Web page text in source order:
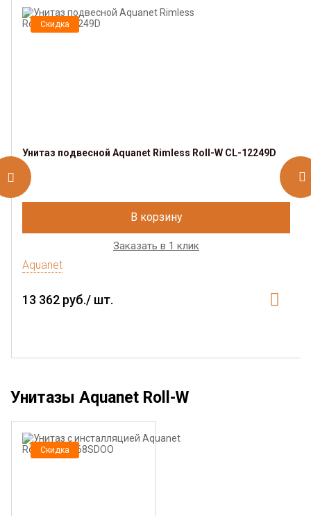
Скидка
Унитаз подвесной Aquanet Rimless Roll-W CL-12249D
В корзину
Заказать в 1 клик
Aquanet
13 362 руб./ шт.
Унитазы Aquanet Roll-W
Скидка